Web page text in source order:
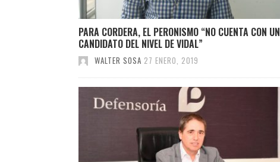
PARA CORDERA, EL PERONISMO “NO CUENTA CON UN
CANDIDATO DEL NIVEL DE VIDAL”
WALTER SOSA 27 ENERO, 2019